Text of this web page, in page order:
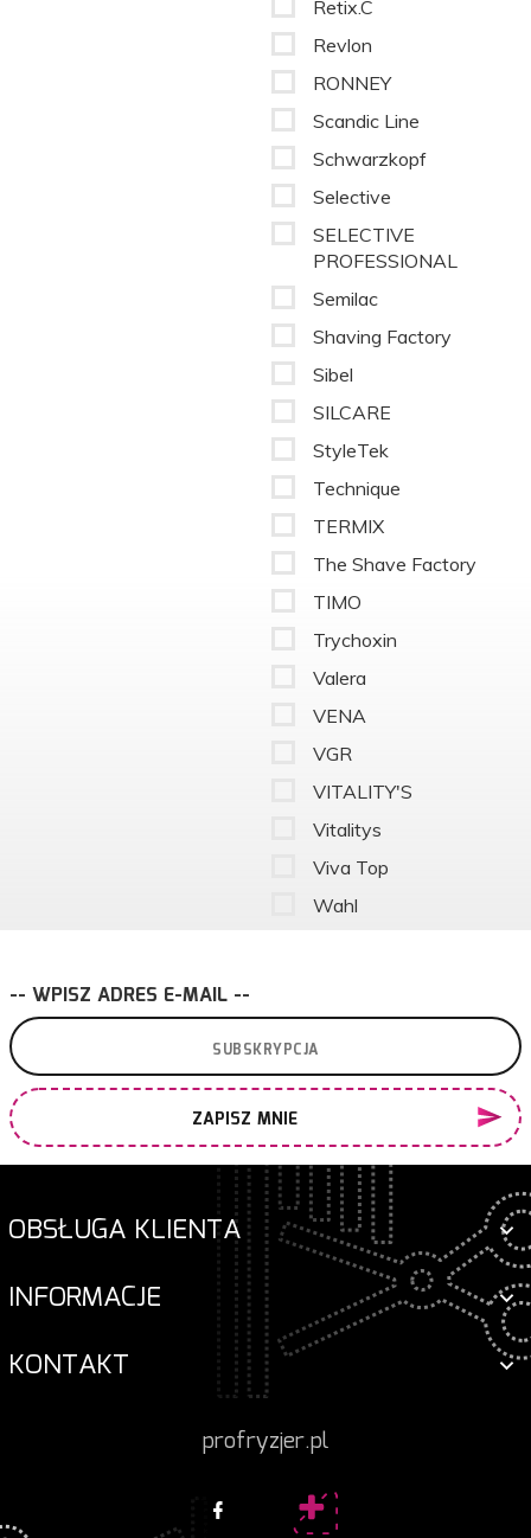
Retix.C
Revlon
RONNEY
Scandic Line
Schwarzkopf
Selective
SELECTIVE
PROFESSIONAL
Semilac
Shaving Factory
Sibel
SILCARE
StyleTek
Technique
TERMIX
The Shave Factory
TIMO
Trychoxin
Valera
VENA
VGR
VITALITY'S
Vitalitys
Viva Top
Wahl
-- WPISZ ADRES E-MAIL --
ZAPISZ MNIE
OBSŁUGA KLIENTA
INFORMACJE
KONTAKT
profryzjer.pl